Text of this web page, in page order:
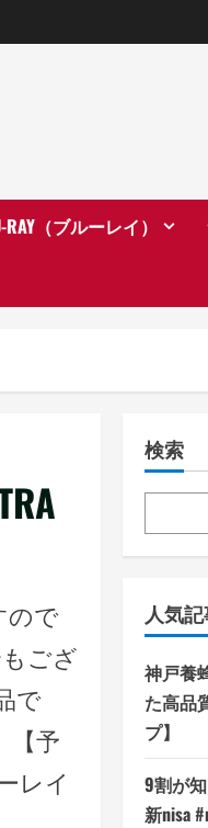
RAY（ブルーレイ）
ので
ござ
で
【予
レイ
検索
人気
神戸養
た高品
プ】
9割が
新nisa